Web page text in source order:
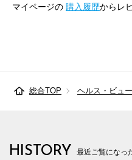
マイページの 購入履歴からレ
総合TOP ヘルス・ビュ
HISTORY 最近ご覧になっ